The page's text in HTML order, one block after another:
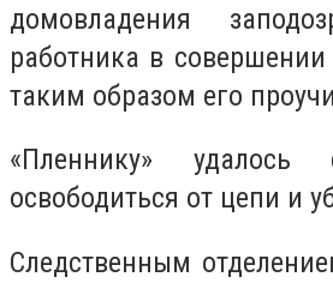
домовладения
работника в
таким образом его
«Пленнику» удалось
освободиться от цепи и
Следственным